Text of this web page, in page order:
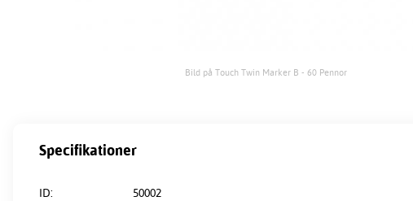
Bild på Touch Twin Marker B - 60 Pennor
Specifikationer
ID: 50002